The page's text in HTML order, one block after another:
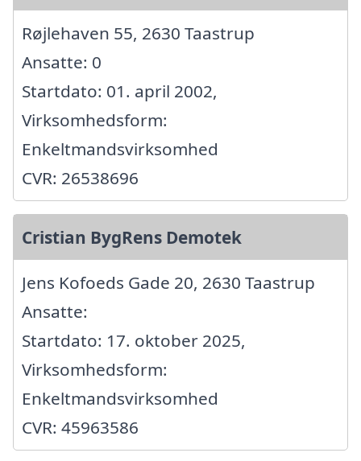
Røjlehaven 55, 2630 Taastrup
Ansatte: 0
Startdato: 01. april 2002,
Virksomhedsform:
Enkeltmandsvirksomhed
CVR: 26538696
Cristian BygRens Demotek
Jens Kofoeds Gade 20, 2630 Taastrup
Ansatte:
Startdato: 17. oktober 2025,
Virksomhedsform:
Enkeltmandsvirksomhed
CVR: 45963586